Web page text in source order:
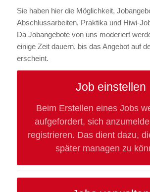
Sie haben hier die Möglichkeit,
Abschlussarbeiten, Praktika und Hiwi-
Da Jobangebote von uns moderiert
einige Zeit dauern, bis das Angebot auf
erscheint.
Job einstellen
Beim Erstellen eines Jobs
aufgefordert, sich
registrieren. Das dient dazu,
später managen zu